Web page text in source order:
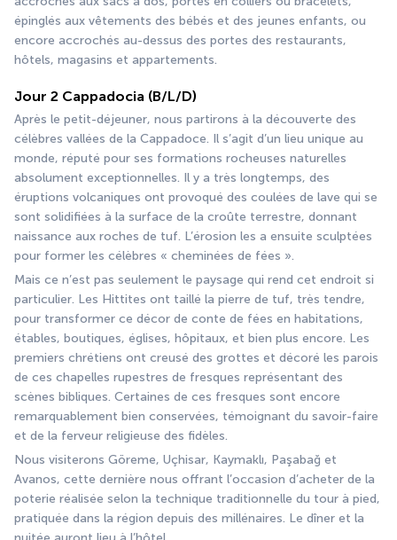
épinglés aux vêtements des bébés et des jeunes enfants, ou
encore accrochés au-dessus des portes des restaurants,
hôtels, magasins et appartements.
Jour 2 Cappadocia (B/L/D)
Après le petit-déjeuner, nous partirons à la découverte des
célèbres vallées de la Cappadoce. Il s’agit d’un lieu unique au
monde, réputé pour ses formations rocheuses naturelles
absolument exceptionnelles. Il y a très longtemps, des
éruptions volcaniques ont provoqué des coulées de lave qui se
sont solidifiées à la surface de la croûte terrestre, donnant
naissance aux roches de tuf. L’érosion les a ensuite sculptées
pour former les célèbres « cheminées de fées ».
Mais ce n’est pas seulement le paysage qui rend cet endroit si
particulier. Les Hittites ont taillé la pierre de tuf, très tendre,
pour transformer ce décor de conte de fées en habitations,
étables, boutiques, églises, hôpitaux, et bien plus encore. Les
premiers chrétiens ont creusé des grottes et décoré les parois
de ces chapelles rupestres de fresques représentant des
scènes bibliques. Certaines de ces fresques sont encore
remarquablement bien conservées, témoignant du savoir-faire
et de la ferveur religieuse des fidèles.
Nous visiterons Göreme, Uçhisar, Kaymaklı, Paşabağ et
Avanos, cette dernière nous offrant l’occasion d’acheter de la
poterie réalisée selon la technique traditionnelle du tour à pied,
pratiquée dans la région depuis des millénaires. Le dîner et la